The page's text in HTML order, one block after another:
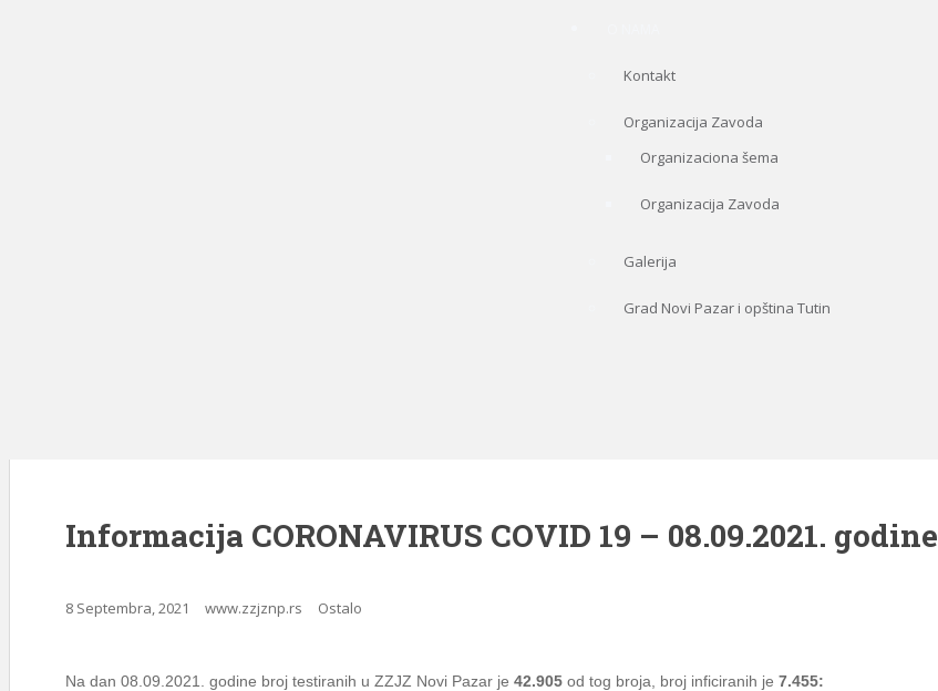
Kontakt
Organizacija Zavoda
Organizaciona šema
Organizacija Zavoda
Galerija
Grad Novi Pazar i opština Tutin
Informacija CORONAVIRUS COVID 19 – 08.09.2021. godine
8 Septembra, 2021 www.zzjznp.rs Ostalo
Na dan 08.09.2021. godine broj testiranih u ZZJZ Novi Pazar je 42.905 od tog broja, broj inficiranih je 7.455: